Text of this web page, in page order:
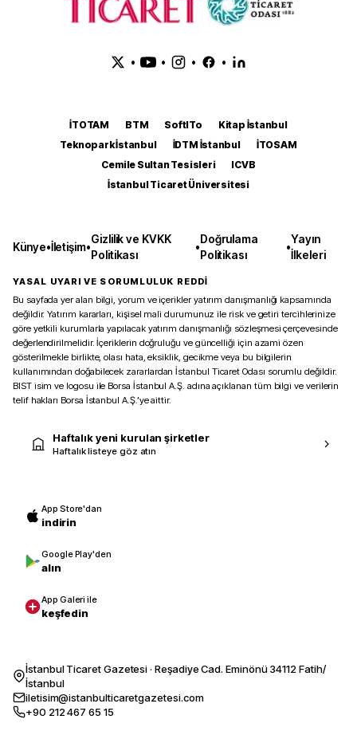
• • • •
İTOTAM BTM SoftITo
Kitap İstanbul
Teknopark İstanbul
İDTM İstanbul
İTOSAM
Cemile Sultan Tesisleri
ICVB
İstanbul Ticaret Üniversitesi
Künye•İletişim•
Gizlilik ve KVKK
Politikası
•
Doğrulama
Politikası
•
Yayın
İlkeleri
YASAL UYARI VE SORUMLULUK REDDİ
Bu sayfada yer alan bilgi, yorum ve içerikler yatırım danışmanlığı kapsamında
değildir. Yatırım kararları, kişisel mali durumunuz ile risk ve getiri tercihlerinize
göre yetkili kurumlarla yapılacak yatırım danışmanlığı sözleşmesi çerçevesinde
değerlendirilmelidir. İçeriklerin doğruluğu ve güncelliği için azami özen
gösterilmekle birlikte, olası hata, eksiklik, gecikme veya bu bilgilerin
kullanımından doğabilecek zararlardan İstanbul Ticaret Odası sorumlu değildir.
BIST isim ve logosu ile Borsa İstanbul A.Ş. adına açıklanan tüm bilgi ve verilerin
telif hakları Borsa İstanbul A.Ş.’ye aittir.
Haftalık yeni kurulan şirketler
Haftalık listeye göz atın
App Store'dan
indirin
Google Play'den
alın
App Galeri ile
keşfedin
İstanbul Ticaret Gazetesi · Reşadiye Cad. Eminönü 34112 Fatih/
İstanbul
iletisim@istanbulticaretgazetesi.com
+90 212 467 65 15